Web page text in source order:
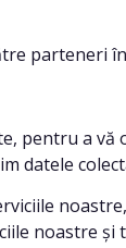
parteneri
a vă
datele
noastre